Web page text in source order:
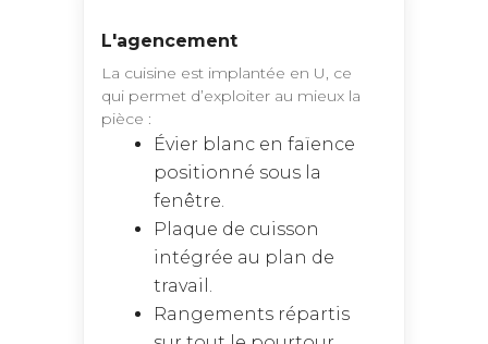
L'agencement
La cuisine est implantée en U, ce
qui permet d’exploiter au mieux la
pièce :
Évier blanc en faïence
positionné sous la
fenêtre.
Plaque de cuisson
intégrée au plan de
travail.
Rangements répartis